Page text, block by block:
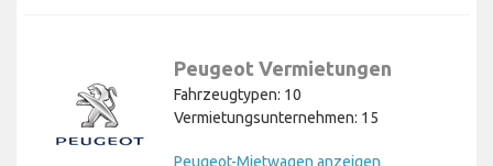
Peugeot Vermietungen
Fahrzeugtypen: 10
Vermietungsunternehmen: 15
Peugeot-Mietwagen anzeigen